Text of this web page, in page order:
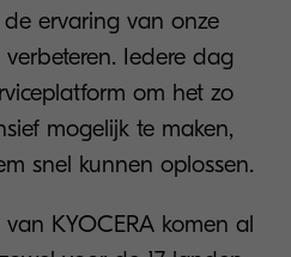
ervaring van onze
Iedere dag
om het zo
mogelijk te maken,
snel kunnen oplossen.
KYOCERA komen al